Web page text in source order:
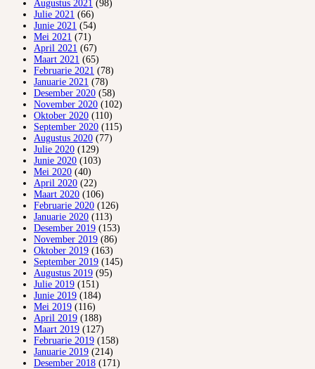
Augustus 2021 (98)
Julie 2021 (66)
Junie 2021 (54)
Mei 2021 (71)
April 2021 (67)
Maart 2021 (65)
Februarie 2021 (78)
Januarie 2021 (78)
Desember 2020 (58)
November 2020 (102)
Oktober 2020 (110)
September 2020 (115)
Augustus 2020 (77)
Julie 2020 (129)
Junie 2020 (103)
Mei 2020 (40)
April 2020 (22)
Maart 2020 (106)
Februarie 2020 (126)
Januarie 2020 (113)
Desember 2019 (153)
November 2019 (86)
Oktober 2019 (163)
September 2019 (145)
Augustus 2019 (95)
Julie 2019 (151)
Junie 2019 (184)
Mei 2019 (116)
April 2019 (188)
Maart 2019 (127)
Februarie 2019 (158)
Januarie 2019 (214)
Desember 2018 (171)